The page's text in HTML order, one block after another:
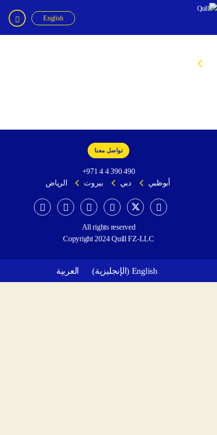
English
تواصل معنا
+971 4 4 390 490
أبوظبي
دبي بيروت الرياض
All rights reserved
Copyright 2024 Quill FZ-LLC
English
(الإنجليزية) العربية